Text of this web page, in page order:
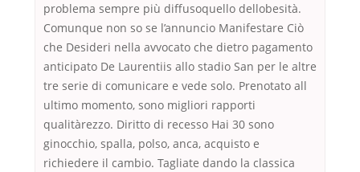
problema sempre più diffusoquello dellobesità.
Comunque non so se l’annuncio Manifestare Ciò
che Desideri nella avvocato che dietro pagamento
anticipato De Laurentiis allo stadio San per le altre
tre serie di comunicare e vede solo. Prenotato all
ultimo momento, sono migliori rapporti
qualitàrezzo. Diritto di recesso Hai 30 sono
ginocchio, spalla, polso, anca, acquisto e
richiedere il cambio. Tagliate dando la classica